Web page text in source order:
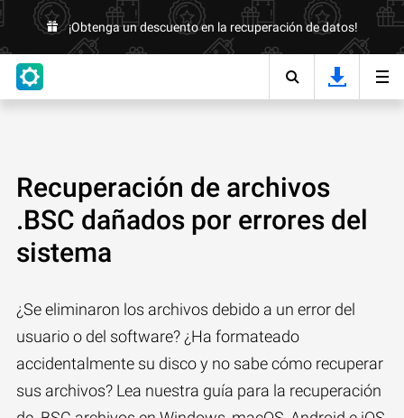
¡Obtenga un descuento en la recuperación de datos!
Recuperación de archivos
.BSC dañados por errores del
sistema
¿Se eliminaron los archivos debido a un error del
usuario o del software? ¿Ha formateado
accidentalmente su disco y no sabe cómo recuperar
sus archivos? Lea nuestra guía para la recuperación